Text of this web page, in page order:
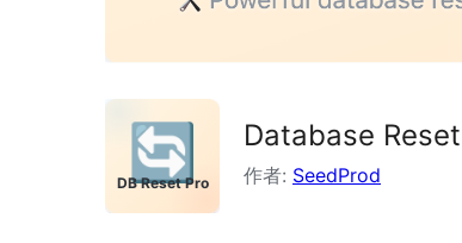
Database
作者: SeedProd